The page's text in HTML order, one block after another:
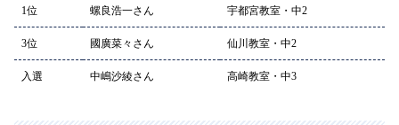
1位 螺良浩一さん 宇都宮教室・中2
3位 國廣菜々さん 仙川教室・中2
入選 中嶋沙綾さん 高崎教室・中3